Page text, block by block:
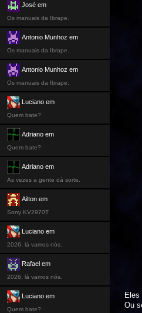
Ou
José em
Os manuais da Ibrape.
Antonio Munhoz em
Os manuais da Ibrape.
Antonio Munhoz em
Os manuais da Ibrape.
Luciano em
Quem bate?
Adriano em
Quem bate?
Adriano em
As vezes a gente dá sorte.
Ailton em
Sony KV2970T
Luciano em
2026, lá vamos nós.
Rafael em
2026, lá vamos nós.
Luciano em
Quem bate?